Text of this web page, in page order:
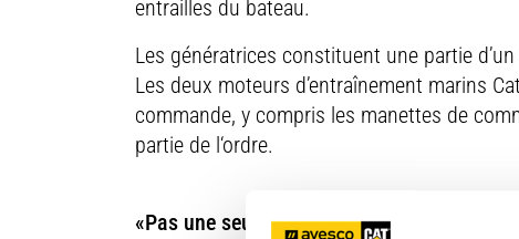
entrailles du bateau.
Les génératrices constituent une partie
Les deux moteurs d’entraînement marins
commande, y compris les manettes de
partie de l‘ordre.
«Pas une seule journée de perdue dont le